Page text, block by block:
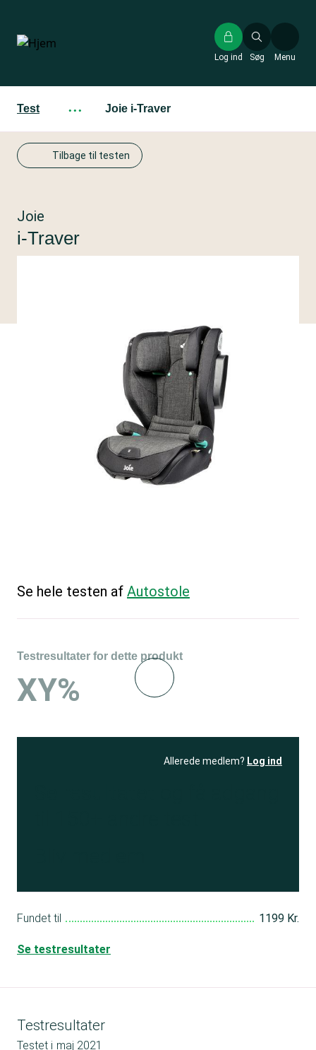
hovedindhold
Søg
Log ind Menu
Test ··· Joie i-Traver
Tilbage til testen
Joie
i-Traver
Se hele testen af Autostole
Testresultater for dette produkt
XY%
Allerede medlem? Log ind
Fundet til 1199 Kr.
Se testresultater
Testresultater
Testet i maj 2021